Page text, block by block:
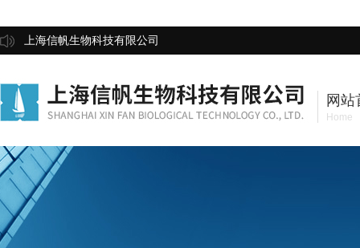
上海信帆生物科技有限公司
网站
Home